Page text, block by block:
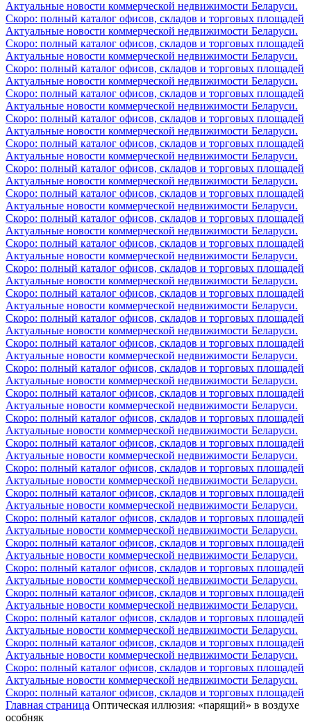
Актуальные новости коммерческой недвижимости Беларуси.
Скоро: полный каталог офисов, складов и торговых площадей
Актуальные новости коммерческой недвижимости Беларуси.
Скоро: полный каталог офисов, складов и торговых площадей
Актуальные новости коммерческой недвижимости Беларуси.
Скоро: полный каталог офисов, складов и торговых площадей
Актуальные новости коммерческой недвижимости Беларуси.
Скоро: полный каталог офисов, складов и торговых площадей
Актуальные новости коммерческой недвижимости Беларуси.
Скоро: полный каталог офисов, складов и торговых площадей
Актуальные новости коммерческой недвижимости Беларуси.
Скоро: полный каталог офисов, складов и торговых площадей
Актуальные новости коммерческой недвижимости Беларуси.
Скоро: полный каталог офисов, складов и торговых площадей
Актуальные новости коммерческой недвижимости Беларуси.
Скоро: полный каталог офисов, складов и торговых площадей
Актуальные новости коммерческой недвижимости Беларуси.
Скоро: полный каталог офисов, складов и торговых площадей
Актуальные новости коммерческой недвижимости Беларуси.
Скоро: полный каталог офисов, складов и торговых площадей
Актуальные новости коммерческой недвижимости Беларуси.
Скоро: полный каталог офисов, складов и торговых площадей
Актуальные новости коммерческой недвижимости Беларуси.
Скоро: полный каталог офисов, складов и торговых площадей
Актуальные новости коммерческой недвижимости Беларуси.
Скоро: полный каталог офисов, складов и торговых площадей
Актуальные новости коммерческой недвижимости Беларуси.
Скоро: полный каталог офисов, складов и торговых площадей
Актуальные новости коммерческой недвижимости Беларуси.
Скоро: полный каталог офисов, складов и торговых площадей
Актуальные новости коммерческой недвижимости Беларуси.
Скоро: полный каталог офисов, складов и торговых площадей
Актуальные новости коммерческой недвижимости Беларуси.
Скоро: полный каталог офисов, складов и торговых площадей
Актуальные новости коммерческой недвижимости Беларуси.
Скоро: полный каталог офисов, складов и торговых площадей
Актуальные новости коммерческой недвижимости Беларуси.
Скоро: полный каталог офисов, складов и торговых площадей
Актуальные новости коммерческой недвижимости Беларуси.
Скоро: полный каталог офисов, складов и торговых площадей
Актуальные новости коммерческой недвижимости Беларуси.
Скоро: полный каталог офисов, складов и торговых площадей
Актуальные новости коммерческой недвижимости Беларуси.
Скоро: полный каталог офисов, складов и торговых площадей
Актуальные новости коммерческой недвижимости Беларуси.
Скоро: полный каталог офисов, складов и торговых площадей
Актуальные новости коммерческой недвижимости Беларуси.
Скоро: полный каталог офисов, складов и торговых площадей
Актуальные новости коммерческой недвижимости Беларуси.
Скоро: полный каталог офисов, складов и торговых площадей
Актуальные новости коммерческой недвижимости Беларуси.
Скоро: полный каталог офисов, складов и торговых площадей
Актуальные новости коммерческой недвижимости Беларуси.
Скоро: полный каталог офисов, складов и торговых площадей
Актуальные новости коммерческой недвижимости Беларуси.
Скоро: полный каталог офисов, складов и торговых площадей
Главная страница Оптическая иллюзия: «парящий» в воздухе
особняк